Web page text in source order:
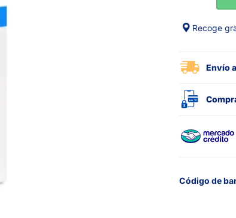
Recoge
Envío
Código de